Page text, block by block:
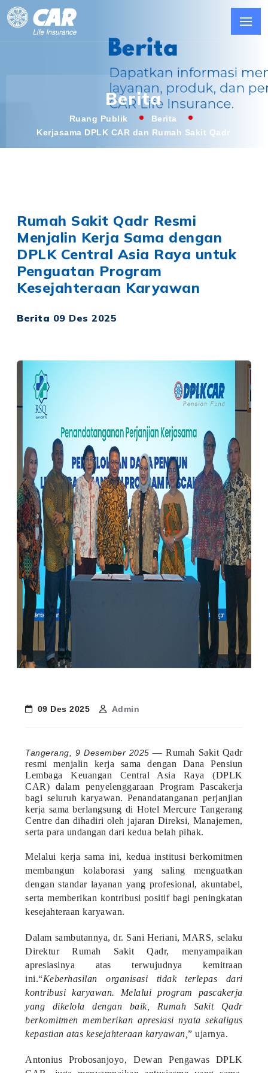
Berita
Ruang Publik
Berita
Kerjasama DPLK CAR dan Rumah Sakit Qadr
Rumah Sakit Qadr Resmi
Menjalin Kerja Sama dengan
DPLK Central Asia Raya untuk
Penguatan Program
Kesejahteraan Karyawan
Berita 09 Des 2025
09 Des 2025 Admin
Tangerang, 9 Desember 2025 — Rumah Sakit Qadr
resmi menjalin kerja sama dengan Dana Pensiun
Lembaga Keuangan Central Asia Raya (DPLK
CAR) dalam penyelenggaraan Program Pascakerja
bagi seluruh karyawan. Penandatanganan perjanjian
kerja sama berlangsung di Hotel Mercure Tangerang
Centre dan dihadiri oleh jajaran Direksi, Manajemen,
serta para undangan dari kedua belah pihak.
Melalui kerja sama ini, kedua institusi berkomitmen
membangun kolaborasi yang saling menguatkan
dengan standar layanan yang profesional, akuntabel,
serta memberikan kontribusi positif bagi peningkatan
kesejahteraan karyawan.
Dalam sambutannya, dr. Sani Heriani, MARS, selaku
Direktur Rumah Sakit Qadr, menyampaikan
apresiasinya atas terwujudnya kemitraan
ini.“Keberhasilan organisasi tidak terlepas dari
kontribusi karyawan. Melalui program pascakerja
yang dikelola dengan baik, Rumah Sakit Qadr
berkomitmen memberikan apresiasi nyata sekaligus
kepastian atas kesejahteraan karyawan,” ujarnya.
Antonius Probosanjoyo, Dewan Pengawas DPLK